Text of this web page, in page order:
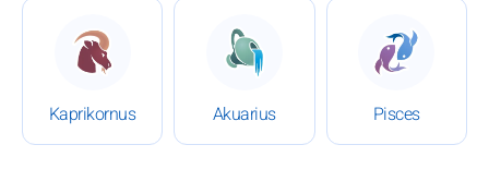
Kaprikornus
: Horoskop 2 Juni 2026
Akuarius
: Horoskop 2 Juni 2026
Pisces
: